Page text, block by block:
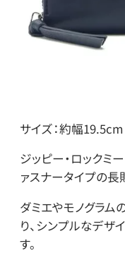
サイズ：約幅
ジッピー・ロックミ
ァスナータイプの長
ダミエやモノグラ
り、シンプルなデザ
す。